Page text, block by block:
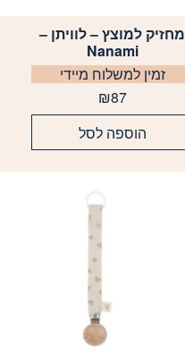
מחזיק למוצץ – לוויתן –
Nanami
זמין למשלוח מיידי
₪87
הוספה לסל